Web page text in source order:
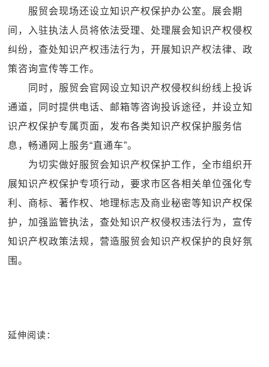
服贸会现场还设立知识产权保护办公室。展会期
间，入驻执法人员将依法受理、处理展会知识产权侵权
纠纷，查处知识产权违法行为，开展知识产权法律、政
策咨询宣传等工作。
同时，服贸会官网设立知识产权侵权纠纷线上投诉
通道，同时提供电话、邮箱等咨询投诉途径，并设立知
识产权保护专属页面，发布各类知识产权保护服务信
息，畅通网上服务“直通车”。
为切实做好服贸会知识产权保护工作，全市组织开
展知识产权保护专项行动，要求市区各相关单位强化专
利、商标、著作权、地理标志及商业秘密等知识产权保
护，加强监管执法，查处知识产权侵权违法行为，宣传
知识产权政策法规，营造服贸会知识产权保护的良好氛
围。
延伸阅读：